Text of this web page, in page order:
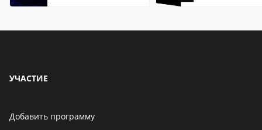
УЧАСТИЕ
Добавить программу